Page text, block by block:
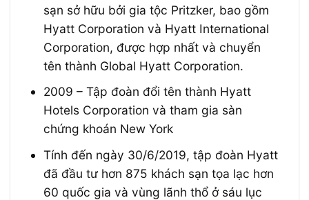
sạn sở hữu bởi gia tộc Pritzker, bao gồm
Hyatt Corporation và Hyatt International
Corporation, được hợp nhất và chuyển
tên thành Global Hyatt Corporation.
2009 – Tập đoàn đổi tên thành Hyatt
Hotels Corporation và tham gia sàn
chứng khoán New York
Tính đến ngày 30/6/2019, tập đoàn Hyatt
đã đầu tư hơn 875 khách sạn tọa lạc hơn
60 quốc gia và vùng lãnh thổ ở sáu lục